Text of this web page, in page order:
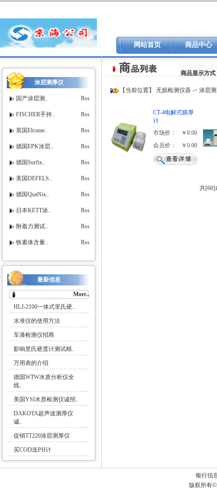
网站首页 商品中心
涂层测厚仪
国产涂层测.. Rss
FISCHER手持.. Rss
英国Elcome.. Rss
德国EPK涂层.. Rss
德国Surfix.. Rss
美国DEFELS.. Rss
德国QuaNix.. Rss
日本KETT涂.. Rss
附着力测试.. Rss
铁素体含量.. Rss
最新信息
More..
HLJ-2100一体式里氏硬..
水准仪的使用方法
车漆检测仪招商
影响里氏硬度计测试精..
万用表的介绍
德国WTW水质分析仪全
线..
美国YSI水质检测仪诚招..
DAKOTA超声波测厚仪
诚..
促销TT220涂层测厚仪
买COD送PH计
商品显示方式
【当前位置】 无损检测仪器 -> 涂层
CT-4电解式膜厚
计
市场价：
￥0.00
会员价：
￥0.00
共[60]
银行信
版权所有